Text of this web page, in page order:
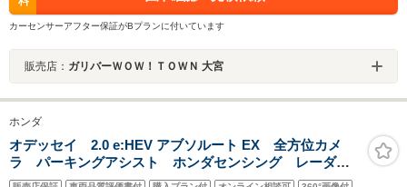
カーセンサーアフター保証がBプランに付いています
販売店： ガリバーＷＯＷ！ＴＯＷＮ 大宮
ホンダ
オデッセイ 2.0 e:HEV アブソルート EX 全方位カメ
ラ パーキングアシスト ホンダセンシング レーダー
クルコン BSM 純正ナビ フルセグTV ETC2.0 ドラ